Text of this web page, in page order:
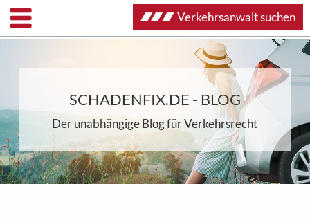
SCHADENFIX.DE - BLOG
Der unabhängige Blog für Verkehrsrecht
Verkehrsanwalt suchen